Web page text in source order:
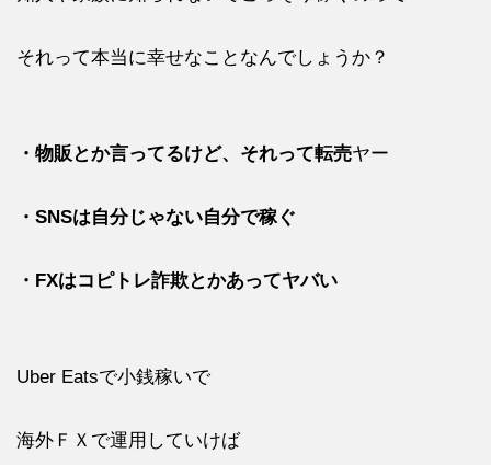
それって本当に幸せなことなんでしょうか？
・物販とか言ってるけど、それって転売ヤー
・SNSは自分じゃない自分で稼ぐ
・FXはコピトレ詐欺とかあってヤバい
Uber Eatsで小銭稼いで
海外ＦＸで運用していけば